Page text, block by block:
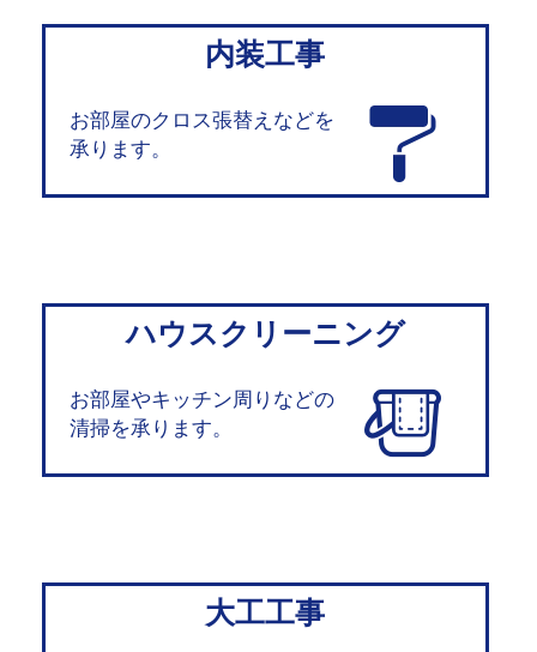
内装工事
お部屋のクロス張替えなどを
承ります。
ハウスクリーニング
お部屋やキッチン周りなどの
清掃を承ります。
大工工事